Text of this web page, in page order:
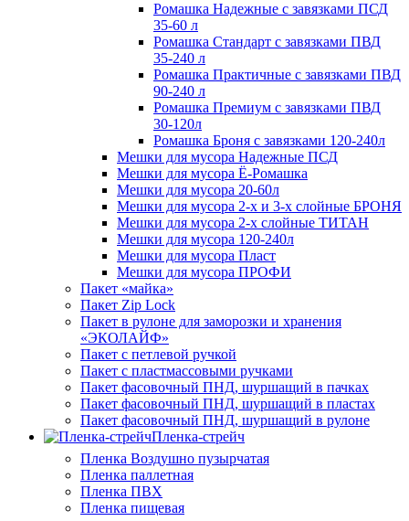
Ромашка Надежные с завязками ПСД
35-60 л
Ромашка Стандарт с завязками ПВД
35-240 л
Ромашка Практичные с завязками ПВД
90-240 л
Ромашка Премиум с завязками ПВД
30-120л
Ромашка Броня с завязками 120-240л
Мешки для мусора Надежные ПСД
Мешки для мусора Ё-Ромашка
Мешки для мусора 20-60л
Мешки для мусора 2-х и 3-х слойные БРОНЯ
Мешки для мусора 2-х слойные ТИТАН
Мешки для мусора 120-240л
Мешки для мусора Пласт
Мешки для мусора ПРОФИ
Пакет «майка»
Пакет Zip Lock
Пакет в рулоне для заморозки и хранения
«ЭКОЛАЙФ»
Пакет с петлевой ручкой
Пакет с пластмассовыми ручками
Пакет фасовочный ПНД, шуршащий в пачках
Пакет фасовочный ПНД, шуршащий в пластах
Пакет фасовочный ПНД, шуршащий в рулоне
Пленка-стрейч
Пленка Воздушно пузырчатая
Пленка паллетная
Пленка ПВХ
Пленка пищевая